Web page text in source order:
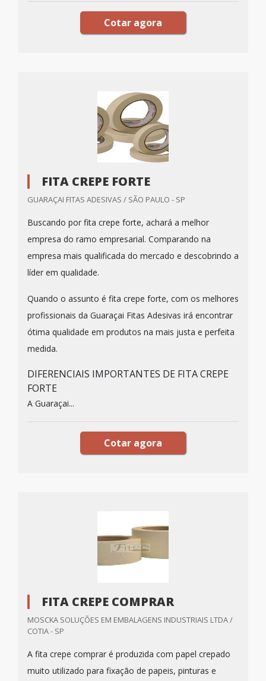
Cotar agora
FITA CREPE FORTE
GUARAÇAI FITAS ADESIVAS / SÃO PAULO - SP
Buscando por fita crepe forte, achará a melhor
empresa do ramo empresarial. Comparando na
empresa mais qualificada do mercado e descobrindo a
líder em qualidade.
Quando o assunto é fita crepe forte, com os melhores
profissionais da Guaraçai Fitas Adesivas irá encontrar
ótima qualidade em produtos na mais justa e perfeita
medida.
DIFERENCIAIS IMPORTANTES DE FITA CREPE
FORTE
A Guaraçai...
Cotar agora
FITA CREPE COMPRAR
MOSCKA SOLUÇÕES EM EMBALAGENS INDUSTRIAIS LTDA /
COTIA - SP
A fita crepe comprar é produzida com papel crepado
muito utilizado para fixação de papeis, pinturas e